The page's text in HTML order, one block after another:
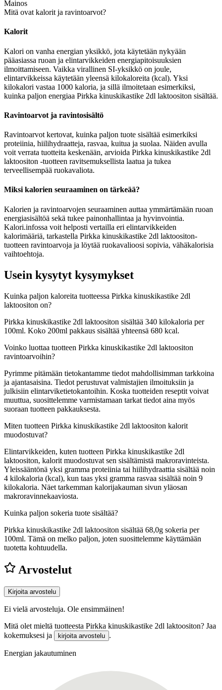
Mainos
Mitä ovat kalorit ja ravintoarvot?
Kalorit
Kalori on vanha energian yksikkö, jota käytetään nykyään
pääasiassa ruoan ja elintarvikkeiden energiapitoisuuksien
ilmoittamiseen. Vaikka virallinen SI-yksikkö on joule,
elintarvikkeissa käytetään yleensä kilokaloreita (kcal). Yksi
kilokalori vastaa 1000 kaloria, ja sillä ilmoitetaan esimerkiksi,
kuinka paljon energiaa Pirkka kinuskikastike 2dl laktoositon sisältää.
Ravintoarvot ja ravintosisältö
Ravintoarvot kertovat, kuinka paljon tuote sisältää esimerkiksi
proteiinia, hiilihydraatteja, rasvaa, kuitua ja suolaa. Näiden avulla
voit verrata tuotteita keskenään, arvioida Pirkka kinuskikastike 2dl
laktoositon -tuotteen ravitsemuksellista laatua ja tukea
terveellisempää ruokavaliota.
Miksi kalorien seuraaminen on tärkeää?
Kalorien ja ravintoarvojen seuraaminen auttaa ymmärtämään ruoan
energiasisältöä sekä tukee painonhallintaa ja hyvinvointia.
Kalori.infossa voit helposti vertailla eri elintarvikkeiden
kalorimääriä, tarkastella Pirkka kinuskikastike 2dl laktoositon-
tuotteen ravintoarvoja ja löytää ruokavalioosi sopivia, vähäkalorisia
vaihtoehtoja.
Usein kysytyt kysymykset
Kuinka paljon kaloreita tuotteessa Pirkka kinuskikastike 2dl
laktoositon on?
Pirkka kinuskikastike 2dl laktoositon sisältää 340 kilokaloria per
100ml. Koko 200ml pakkaus sisältää yhteensä 680 kcal.
Voinko luottaa tuotteen Pirkka kinuskikastike 2dl laktoositon
ravintoarvoihin?
Pyrimme pitämään tietokantamme tiedot mahdollisimman tarkkoina
ja ajantasaisina. Tiedot perustuvat valmistajien ilmoituksiin ja
julkisiin elintarviketietokantoihin. Koska tuotteiden reseptit voivat
muuttua, suosittelemme varmistamaan tarkat tiedot aina myös
suoraan tuotteen pakkauksesta.
Miten tuotteen Pirkka kinuskikastike 2dl laktoositon kalorit
muodostuvat?
Elintarvikkeiden, kuten tuotteen Pirkka kinuskikastike 2dl
laktoositon, kalorit muodostuvat sen sisältämistä makroravinteista.
Yleissääntönä yksi gramma proteiinia tai hiilihydraattia sisältää noin
4 kilokaloria (kcal), kun taas yksi gramma rasvaa sisältää noin 9
kilokaloria. Näet tarkemman kalorijakauman sivun yläosan
makroravinnekaaviosta.
Kuinka paljon sokeria tuote sisältää?
Pirkka kinuskikastike 2dl laktoositon sisältää 68,0g sokeria per
100ml. Tämä on melko paljon, joten suosittelemme käyttämään
tuotetta kohtuudella.
Arvostelut
Kirjoita arvostelu
Ei vielä arvosteluja. Ole ensimmäinen!
Mitä olet mieltä tuotteesta Pirkka kinuskikastike 2dl laktoositon? Jaa
kokemuksesi ja
kirjoita arvostelu .
Energian jakautuminen